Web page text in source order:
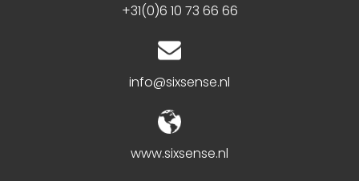
+31(0)6 10 73 66 66
info@sixsense.nl
www.sixsense.nl